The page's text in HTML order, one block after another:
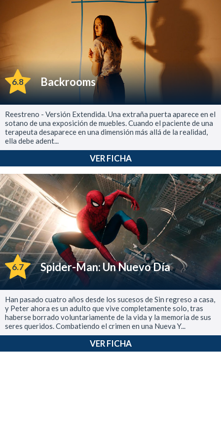
6.8 Backrooms
Reestreno - Versión Extendida. Una extraña puerta aparece en el
sotano de una exposición de muebles. Cuando el paciente de una
terapeuta desaparece en una dimensión más allá de la realidad,
ella debe adent...
VER FICHA
6.7 Spider-Man: Un Nuevo Día
Han pasado cuatro años desde los sucesos de Sin regreso a casa,
y Peter ahora es un adulto que vive completamente solo, tras
haberse borrado voluntariamente de la vida y la memoria de sus
seres queridos. Combatiendo el crimen en una Nueva Y...
VER FICHA